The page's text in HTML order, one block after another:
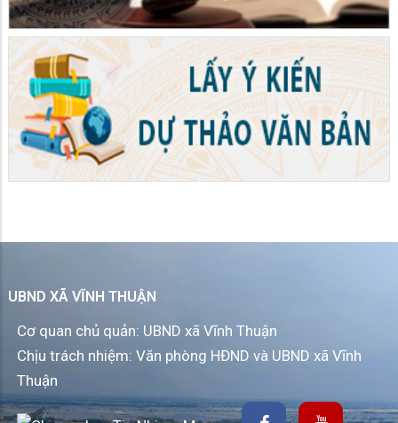
UBND XÃ VĨNH THUẬN
Cơ quan chủ quản: UBND xã Vĩnh Thuận
Chịu trách nhiệm: Văn phòng HĐND và UBND xã Vĩnh
Thuận